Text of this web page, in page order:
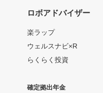
ロボアドバイザー
楽ラップ
ウェルスナビ×R
らくらく投資
確定拠出年金